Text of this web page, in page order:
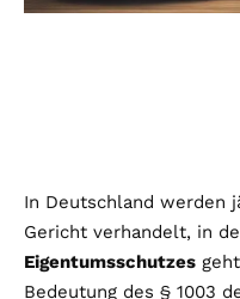
In Deutschland werden
Gericht verhandelt, in
Eigentumsschutzes
Bedeutung des § 1003